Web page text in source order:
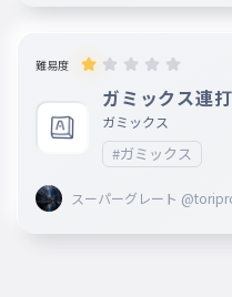
難易度
ガミックス連打
ガミックス
#ガミックス
スーパーグレート